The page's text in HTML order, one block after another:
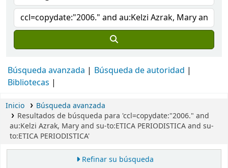
Búsqueda avanzada
Búsqueda de autoridad
Bibliotecas
Inicio
Búsqueda avanzada
Resultados de búsqueda para 'ccl=copydate:"2006." and
au:Kelzi Azrak, Mary and su-to:ETICA PERIODISTICA and su-
to:ETICA PERIODISTICA'
Refinar su búsqueda